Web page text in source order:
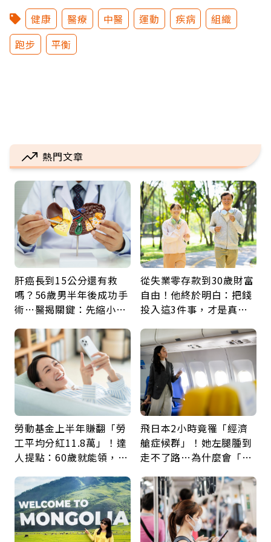
健康 醫療 中醫 運動 疾病
組織
跑步
平衡
熱門文章
肝癌長到15公分還有救
嗎？56歲男半年後成功手
術…醫揭關鍵：先縮小腫
從失業零存款到30歲財富
自由！他終於明白：把錢
投入這3件事，才是真正
勞動基金上半年賺翻「勞
工平均分紅11.8萬」！達
人提點：60歲就能領，重
飛日本2小時竟罹「經濟
艙症候群」！她左腿腫到
走不了路…為什麼會「靜
注意